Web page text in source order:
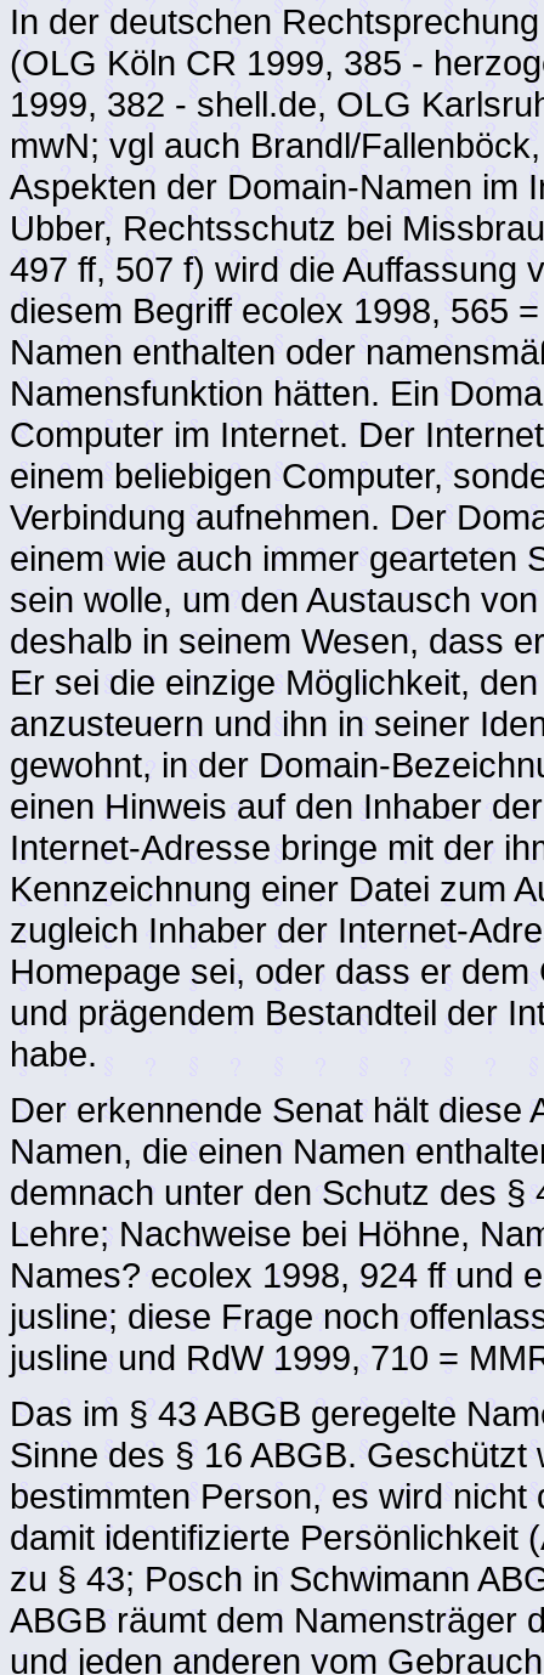
In der deutschen
(OLG Köln CR 1999, 385 -
1999, 382 - shell.de, OLG
mwN; vgl auch Brandl/
Aspekten der Domain-Namen im
Ubber, Rechtsschutz bei
497 ff, 507 f) wird die Auffassung
diesem Begriff ecolex 1998, 565
Namen enthalten oder
Namensfunktion hätten. Ein
Computer im Internet. Der
einem beliebigen Computer,
Verbindung aufnehmen. Der
einem wie auch immer gearteten
sein wolle, um den Austausch
deshalb in seinem Wesen, dass
Er sei die einzige Möglichkeit,
anzusteuern und ihn in seiner
gewohnt, in der Domain-
einen Hinweis auf den Inhaber
Internet-Adresse bringe mit der
Kennzeichnung einer Datei zum
zugleich Inhaber der Internet-
Homepage sei, oder dass er
und prägendem Bestandteil der
habe.
Der erkennende Senat hält diese
Namen, die einen Namen
demnach unter den Schutz des
Lehre; Nachweise bei Höhne,
Names? ecolex 1998, 924 ff und
jusline; diese Frage noch
jusline und RdW 1999, 710 =
Das im § 43 ABGB geregelte
Sinne des § 16 ABGB.
bestimmten Person, es wird
damit identifizierte Persönlichkeit
zu § 43; Posch in Schwimann
ABGB räumt dem Namensträger
und jeden anderen vom